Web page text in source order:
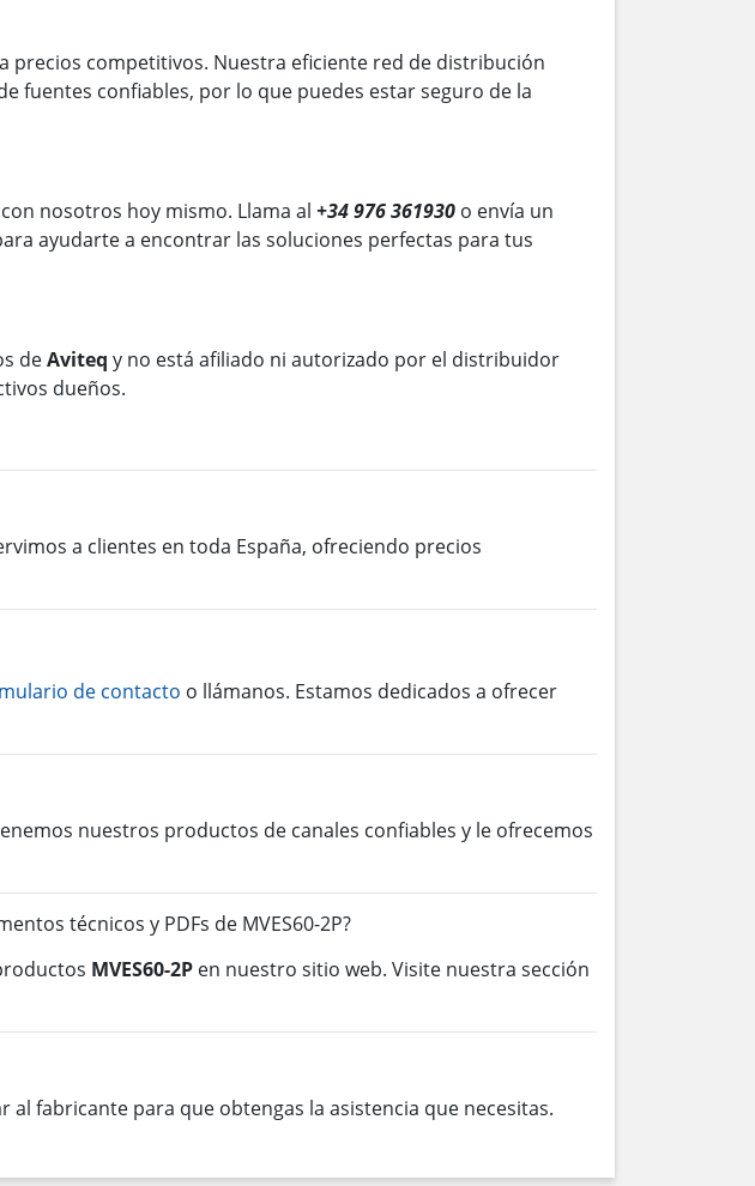
a precios competitivos. Nuestra eficiente red de distribución
fuentes confiables, por lo que puedes estar seguro de la
nosotros hoy mismo. Llama al +34 976 361930 o envía un
ayudarte a encontrar las soluciones perfectas para tus
deAviteq y no está afiliado ni autorizado por el distribuidor
dueños.
a clientes en toda España, ofreciendo precios
de contacto o llámanos. Estamos dedicados a ofrecer
nuestros productos de canales confiables y le ofrecemos
técnicos y PDFs de MVES60-2P?
MVES60-2P en nuestro sitio web. Visite nuestra sección
fabricante para que obtengas la asistencia que necesitas.